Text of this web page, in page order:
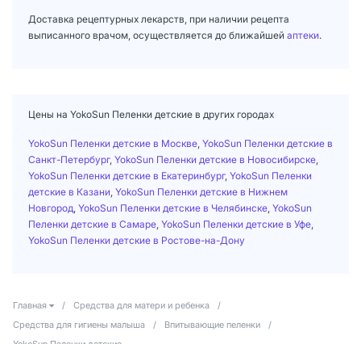
Доставка рецептурных лекарств, при наличии рецепта
выписанного врачом, осуществляется до ближайшей аптеки.
Цены на YokoSun Пеленки детские в других городах
YokoSun Пеленки детские в Москве YokoSun Пеленки детские в
Санкт-Петербург, YokoSun Пеленки детские в Новосибирске
YokoSun Пеленки детские в Екатеринбург, YokoSun Пеленки
детские в Казани YokoSun Пеленки детские в Нижнем
Новгород YokoSun Пеленки детские в Челябинске YokoSun
Пеленки детские в Самаре YokoSun Пеленки детские в Уфе
YokoSun Пеленки детские в Ростове-на-Дону
Главная / Средства для матери и ребенка
/
Средства для гигиены малыша
/ Впитывающие пеленки
/